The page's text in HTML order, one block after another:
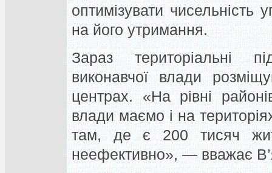
оптимізувати чисельність
на його утримання.
Зараз територіальні
виконавчої влади
центрах. «На рівні
влади маємо і на
там, де є 200 тисяч
неефективно», — вважає